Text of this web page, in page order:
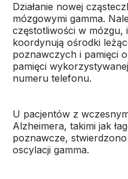
Działanie nowej
mózgowymi gamma.
częstotliwości w mózgu,
koordynują ośrodki
poznawczych i pamięci
pamięci
numeru telefonu.
U pacjentów z
Alzheimera, takimi jak
poznawcze, stwierdzono
oscylacji gamma.